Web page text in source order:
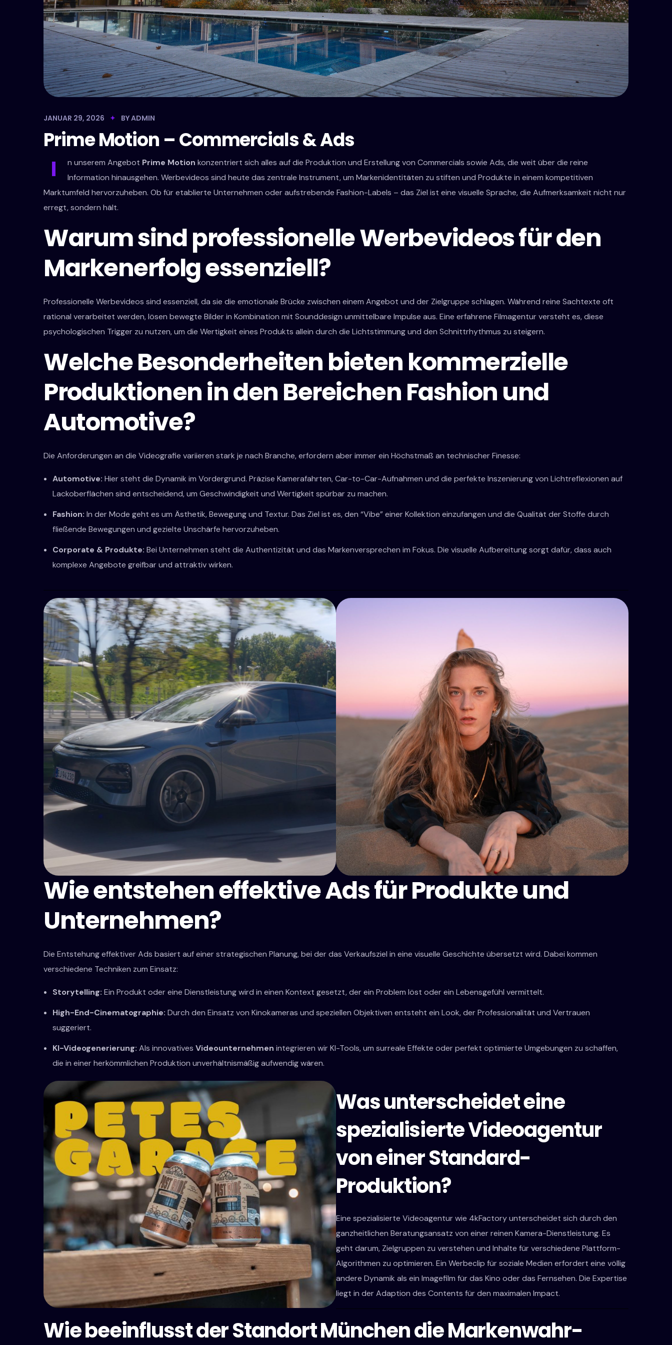
JANUAR 29, 2026 BYADMIN
Prime Motion – Commercials & Ads
I n unserem Angebot Prime Motion konzentriert sich alles auf die Produktion und Erstellung von Commercials sowie Ads, die weit über die reine
Information hinausgehen. Werbevideos sind heute das zentrale Instrument, um Markenidentitäten zu stiften und Produkte in einem kompetitiven
Marktumfeld hervorzuheben. Ob für etablierte Unternehmen oder aufstrebende Fashion-Labels – das Ziel ist eine visuelle Sprache, die Aufmerksamkeit nicht nur
erregt, sondern hält.
Warum sind professionelle Werbevideos für den
Markenerfolg essenziell?
Professionelle Werbevideos sind essenziell, da sie die emotionale Brücke zwischen einem Angebot und der Zielgruppe schlagen. Während reine Sachtexte oft
rational verarbeitet werden, lösen bewegte Bilder in Kombination mit Sounddesign unmittelbare Impulse aus. Eine erfahrene Filmagentur versteht es, diese
psychologischen Trigger zu nutzen, um die Wertigkeit eines Produkts allein durch die Lichtstimmung und den Schnittrhythmus zu steigern.
Welche Besonderheiten bieten kommerzielle
Produktionen in den Bereichen Fashion und
Automotive?
Die Anforderungen an die Videografie variieren stark je nach Branche, erfordern aber immer ein Höchstmaß an technischer Finesse:
Automotive: Hier steht die Dynamik im Vordergrund. Präzise Kamerafahrten, Car-to-Car-Aufnahmen und die perfekte Inszenierung von Lichtreflexionen auf
Lackoberflächen sind entscheidend, um Geschwindigkeit und Wertigkeit spürbar zu machen.
Fashion: In der Mode geht es um Ästhetik, Bewegung und Textur. Das Ziel ist es, den “Vibe” einer Kollektion einzufangen und die Qualität der Stoffe durch
fließende Bewegungen und gezielte Unschärfe hervorzuheben.
Corporate & Produkte: Bei Unternehmen steht die Authentizität und das Markenversprechen im Fokus. Die visuelle Aufbereitung sorgt dafür, dass auch
komplexe Angebote greifbar und attraktiv wirken.
Wie entstehen effektive Ads für Produkte und
Unternehmen?
Die Entstehung effektiver Ads basiert auf einer strategischen Planung, bei der das Verkaufsziel in eine visuelle Geschichte übersetzt wird. Dabei kommen
verschiedene Techniken zum Einsatz:
Storytelling: Ein Produkt oder eine Dienstleistung wird in einen Kontext gesetzt, der ein Problem löst oder ein Lebensgefühl vermittelt.
High-End-Cinematographie: Durch den Einsatz von Kinokameras und speziellen Objektiven entsteht ein Look, der Professionalität und Vertrauen
suggeriert.
KI-Videogenerierung: Als innovatives Videounternehmen integrieren wir KI-Tools, um surreale Effekte oder perfekt optimierte Umgebungen zu schaffen,
die in einer herkömmlichen Produktion unverhältnismäßig aufwendig wären.
Was unterscheidet eine
spezialisierte Videoagentur
von einer Standard-
Produktion?
Eine spezialisierte Videoagentur wie 4kFactory unterscheidet sich durch den
ganzheitlichen Beratungsansatz von einer reinen Kamera-Dienstleistung. Es
geht darum, Zielgruppen zu verstehen und Inhalte für verschiedene Plattform-
Algorithmen zu optimieren. Ein Werbeclip für soziale Medien erfordert eine völlig
andere Dynamik als ein Imagefilm für das Kino oder das Fernsehen. Die Expertise
liegt in der Adaption des Contents für den maximalen Impact.
Wie beeinflusst der Standort München die Markenwahr-